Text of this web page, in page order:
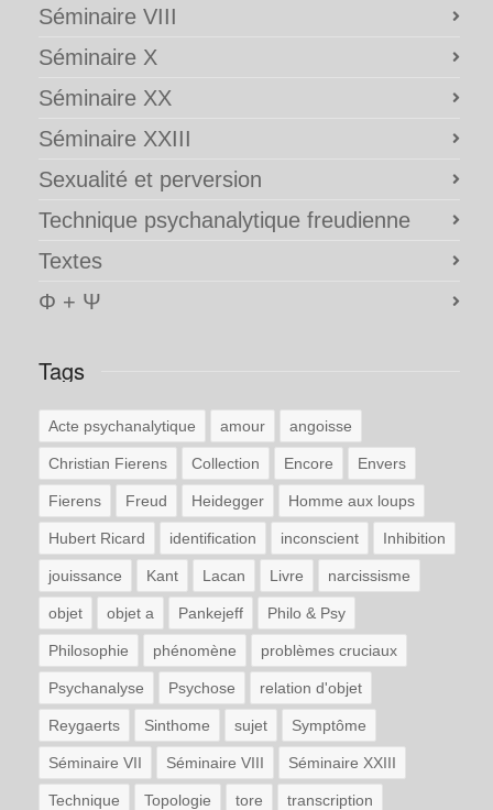
Séminaire VIII
Séminaire X
Séminaire XX
Séminaire XXIII
Sexualité et perversion
Technique psychanalytique freudienne
Textes
Φ + Ψ
Tags
Acte psychanalytique amour angoisse
Christian Fierens Collection Encore Envers
Fierens Freud Heidegger Homme aux loups
Hubert Ricard identification inconscient Inhibition
jouissance Kant Lacan Livre narcissisme
objet objet a Pankejeff Philo & Psy
Philosophie phénomène problèmes cruciaux
Psychanalyse Psychose relation d'objet
Reygaerts Sinthome sujet Symptôme
Séminaire VII Séminaire VIII Séminaire XXIII
Technique Topologie tore transcription